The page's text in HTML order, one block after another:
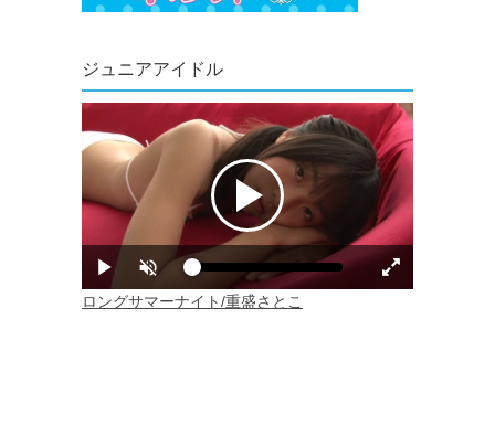
ジュニアアイドル